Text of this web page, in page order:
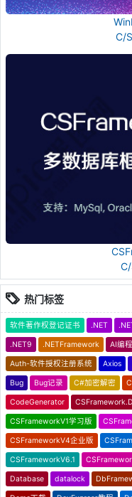
C/S
热门标签
软件著作权登记证书 .NET
.NET9 .NETFramework AI编程
Auth-软件授权注册系统 Axios
Bug Bug记录 C#加密解密
CodeGenerator
CSFrameworkV1学习版
CSFrameworkV4企业版
CSFrameworkV6.1
Database datalock